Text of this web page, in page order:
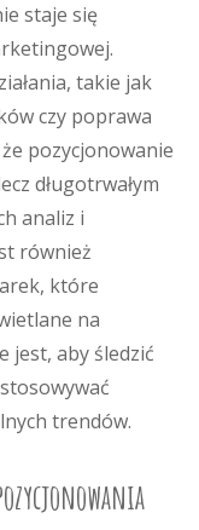
staje się
takie jak
czy poprawa
pozycjonowanie
długotrwałym
analiz i
również
które
na
jest, aby śledzić
trendów.